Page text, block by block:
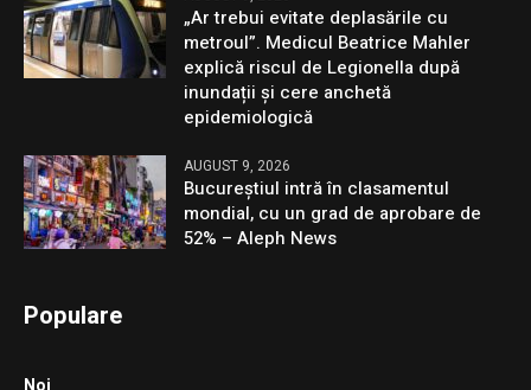
„Ar trebui evitate deplasările cu
metroul”. Medicul Beatrice Mahler
explică riscul de Legionella după
inundații și cere anchetă
epidemiologică
AUGUST 9, 2026
Bucureștiul intră în clasamentul
mondial, cu un grad de aprobare de
52% – Aleph News
Populare